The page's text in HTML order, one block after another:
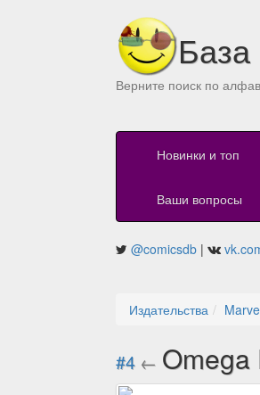
База
Верните поиск по
Новинки и топ
Ваши вопросы
@comicsdb |
Издательства
#4 ← Omega